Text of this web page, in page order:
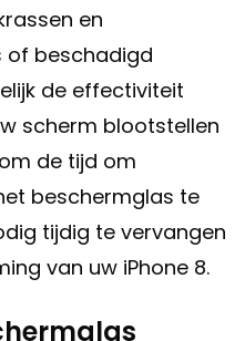
en
of beschadigd
de effectiviteit
scherm blootstellen
de tijd om
beschermglas te
tijdig te vervangen
van uw iPhone 8.